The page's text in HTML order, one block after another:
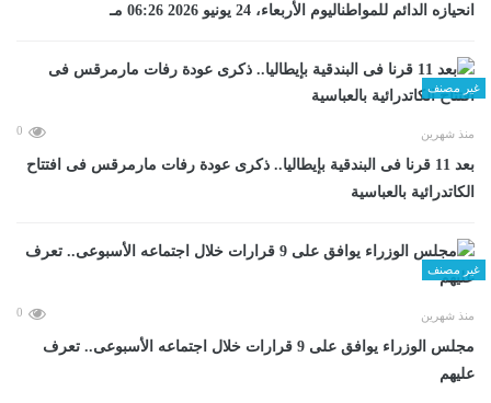
انحيازه الدائم للمواطناليوم الأربعاء، 24 يونيو 2026 06:26 مـ
غير مصنف
منذ شهرين 0
بعد 11 قرنا فى البندقية بإيطاليا.. ذكرى عودة رفات مارمرقس فى افتتاح
الكاتدرائية بالعباسية
غير مصنف
منذ شهرين 0
مجلس الوزراء يوافق على 9 قرارات خلال اجتماعه الأسبوعى.. تعرف
عليهم